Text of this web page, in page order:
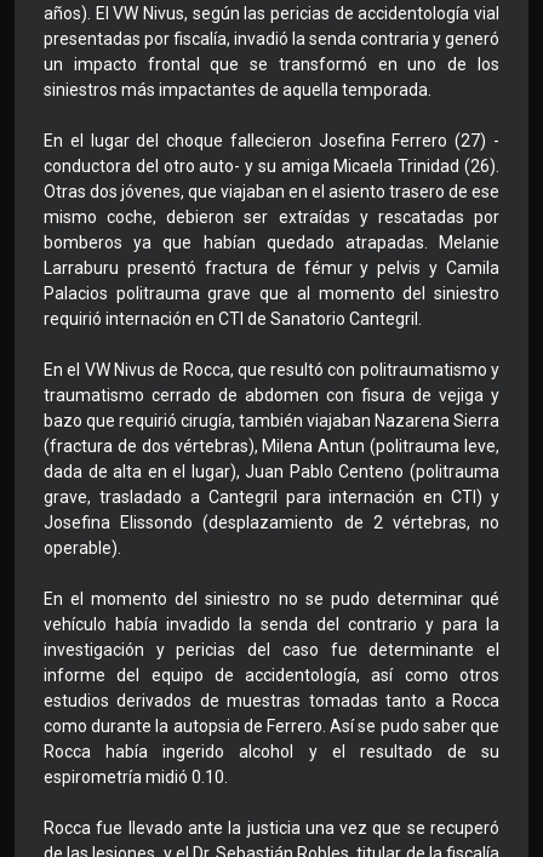
años). El VW Nivus, según las pericias de accidentología vial
presentadas por fiscalía, invadió la senda contraria y generó
un impacto frontal que se transformó en uno de los
siniestros más impactantes de aquella temporada.
En el lugar del choque fallecieron Josefina Ferrero (27) -
conductora del otro auto- y su amiga Micaela Trinidad (26).
Otras dos jóvenes, que viajaban en el asiento trasero de ese
mismo coche, debieron ser extraídas y rescatadas por
bomberos ya que habían quedado atrapadas. Melanie
Larraburu presentó fractura de fémur y pelvis y Camila
Palacios politrauma grave que al momento del siniestro
requirió internación en CTI de Sanatorio Cantegril.
En el VW Nivus de Rocca, que resultó con politraumatismo y
traumatismo cerrado de abdomen con fisura de vejiga y
bazo que requirió cirugía, también viajaban Nazarena Sierra
(fractura de dos vértebras), Milena Antun (politrauma leve,
dada de alta en el lugar), Juan Pablo Centeno (politrauma
grave, trasladado a Cantegril para internación en CTI) y
Josefina Elissondo (desplazamiento de 2 vértebras, no
operable).
En el momento del siniestro no se pudo determinar qué
vehículo había invadido la senda del contrario y para la
investigación y pericias del caso fue determinante el
informe del equipo de accidentología, así como otros
estudios derivados de muestras tomadas tanto a Rocca
como durante la autopsia de Ferrero. Así se pudo saber que
Rocca había ingerido alcohol y el resultado de su
espirometría midió 0.10.
Rocca fue llevado ante la justicia una vez que se recuperó